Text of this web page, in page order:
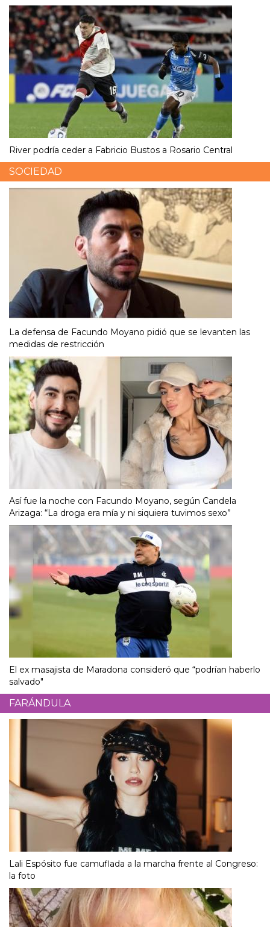
River podría ceder a Fabricio Bustos a Rosario Central
SOCIEDAD
La defensa de Facundo Moyano pidió que se levanten las
medidas de restricción
Así fue la noche con Facundo Moyano, según Candela
Arizaga: “La droga era mía y ni siquiera tuvimos sexo”
El ex masajista de Maradona consideró que “podrían haberlo
salvado"
FARÁNDULA
Lali Espósito fue camuflada a la marcha frente al Congreso:
la foto